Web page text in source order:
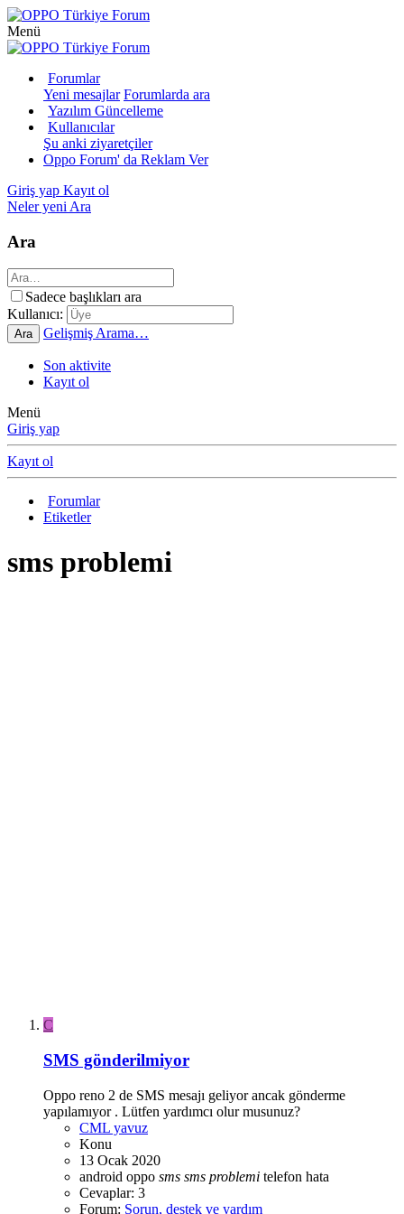
Menü
Forumlar
Yeni mesajlar Forumlarda ara
Yazılım Güncelleme
Kullanıcılar
Şu anki ziyaretçiler
Oppo Forum' da Reklam Ver
Giriş yap Kayıt ol
Neler yeni Ara
Ara
Sadece başlıkları ara
Kullanıcı:
Ara Gelişmiş Arama…
Son aktivite
Kayıt ol
Menü
Giriş yap
Kayıt ol
Forumlar
Etiketler
sms problemi
C
SMS gönderilmiyor
Oppo reno 2 de SMS mesajı geliyor ancak gönderme
yapılamıyor . Lütfen yardımcı olur musunuz?
CML yavuz
Konu
13 Ocak 2020
android oppo sms sms problemi telefon hata
Cevaplar: 3
Forum: Sorun, destek ve yardım